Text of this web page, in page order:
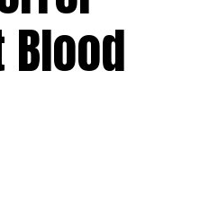
Blood